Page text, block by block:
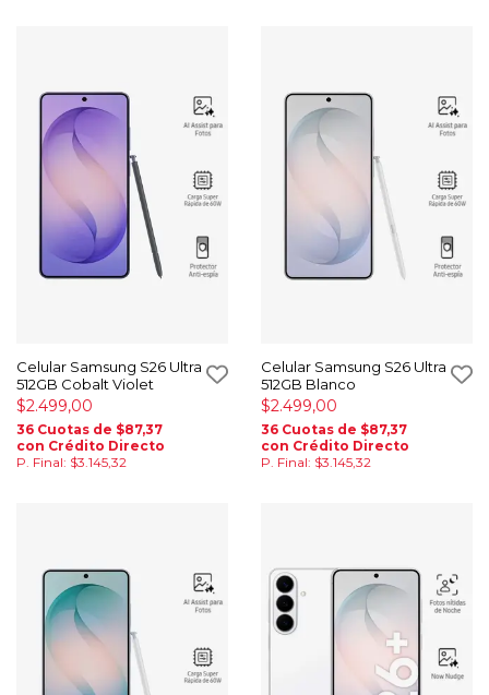
Celular Samsung S26 Ultra
512GB Cobalt Violet
$2.499,00
36 Cuotas de $87,37
con Crédito Directo
P. Final: $3.145,32
Celular Samsung S26 Ultra
512GB Blanco
$2.499,00
36 Cuotas de $87,37
con Crédito Directo
P. Final: $3.145,32